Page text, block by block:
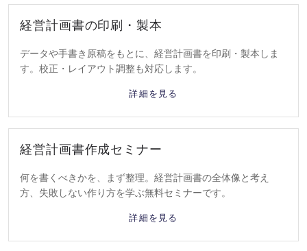
経営計画書の印刷・製本
データや手書き原稿をもとに、経営計画書を印刷・製本しま
す。校正・レイアウト調整も対応します。
詳細を見る
経営計画書作成セミナー
何を書くべきかを、まず整理。経営計画書の全体像と考え
方、失敗しない作り方を学ぶ無料セミナーです。
詳細を見る